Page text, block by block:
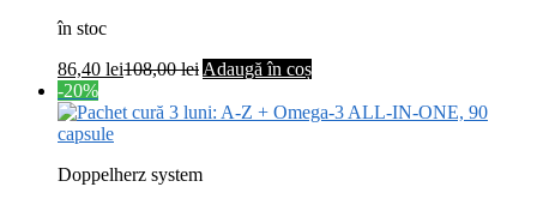
în stoc
86,40 lei108,00lei Adaugă în coș
-20%
Doppelherz system